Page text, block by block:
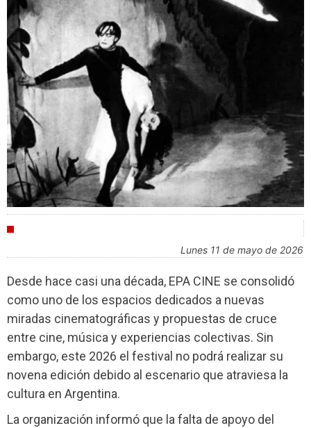
lunes 11 de mayo de 2026
Desde hace casi una década, EPA CINE se consolidó
como uno de los espacios dedicados a nuevas
miradas cinematográficas y propuestas de cruce
entre cine, música y experiencias colectivas. Sin
embargo, este 2026 el festival no podrá realizar su
novena edición debido al escenario que atraviesa la
cultura en Argentina.
La organización informó que la falta de apoyo del